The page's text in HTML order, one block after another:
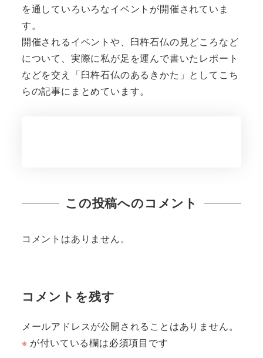
を通していろいろなイベントが開催されていま
す。
開催されるイベントや、臼杵石仏の見どころなど
について、実際に私が足を運んで書いたレポート
などを交え「臼杵石仏のあるきかた」としてこち
らの記事にまとめています。
この投稿へのコメント
コメントはありません。
コメントを残す
メールアドレスが公開されることはありません。
※ が付いている欄は必須項目です